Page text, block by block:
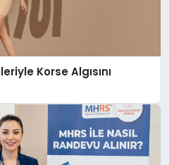
Korse Algısını